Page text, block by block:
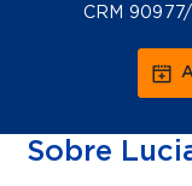
CRM
Sobre